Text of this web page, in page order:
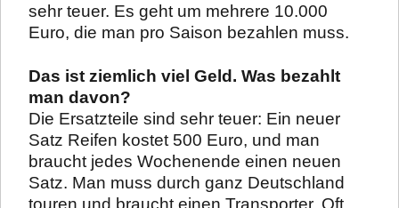
sehr teuer. Es geht um mehrere 10.000
Euro, die man pro Saison bezahlen muss.
Das ist ziemlich viel Geld. Was bezahlt
man davon?
Die Ersatzteile sind sehr teuer: Ein neuer
Satz Reifen kostet 500 Euro, und man
braucht jedes Wochenende einen neuen
Satz. Man muss durch ganz Deutschland
touren und braucht einen Transporter. Oft